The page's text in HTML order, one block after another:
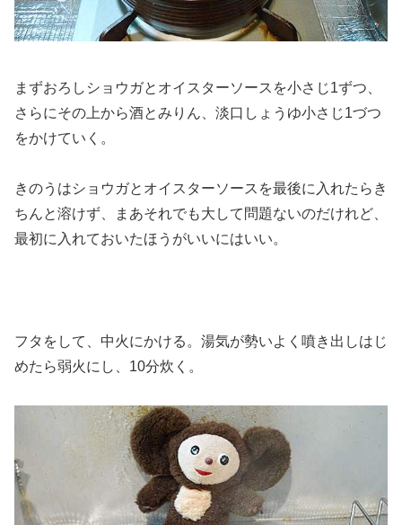
まずおろしショウガとオイスターソースを小さじ1ずつ、
さらにその上から酒とみりん、淡口しょうゆ小さじ1づつ
をかけていく。
きのうはショウガとオイスターソースを最後に入れたらき
ちんと溶けず、まあそれでも大して問題ないのだけれど、
最初に入れておいたほうがいいにはいい。
フタをして、中火にかける。湯気が勢いよく噴き出しはじ
めたら弱火にし、10分炊く。